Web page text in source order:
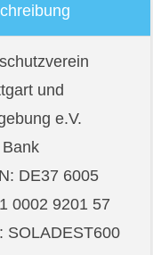
und
e.V.
DE37 6005
0002 9201 57
SOLADEST600